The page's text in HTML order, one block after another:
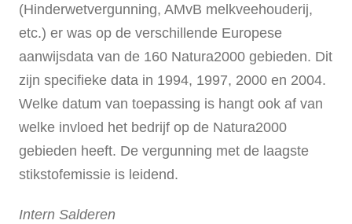
(Hinderwetvergunning, AMvB melkveehouderij,
etc.) er was op de verschillende Europese
aanwijsdata van de 160 Natura2000 gebieden. Dit
zijn specifieke data in 1994, 1997, 2000 en 2004.
Welke datum van toepassing is hangt ook af van
welke invloed het bedrijf op de Natura2000
gebieden heeft. De vergunning met de laagste
stikstofemissie is leidend.
Intern Salderen